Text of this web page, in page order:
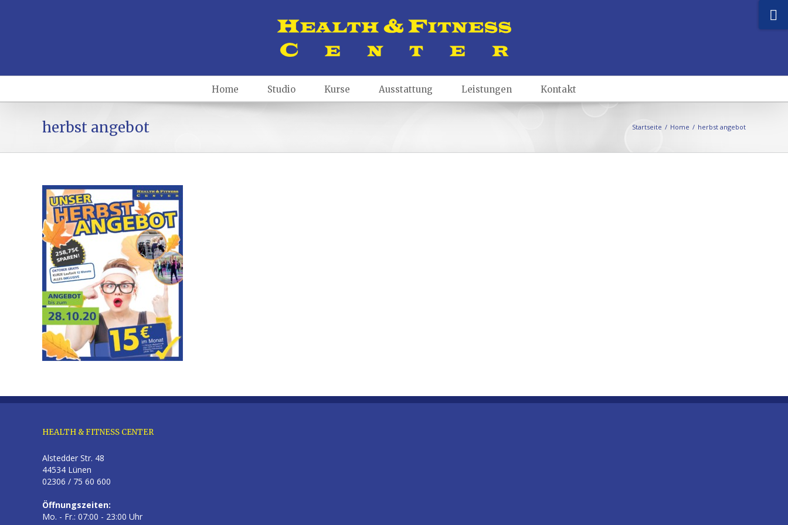
Home Studio Kurse Ausstattung Leistungen Kontakt
herbst angebot Startseite / Home / herbst angebot
HEALTH & FITNESS CENTER
Alstedder Str. 48
44534 Lünen
02306 / 75 60 600
Öffnungszeiten:
Mo. - Fr.: 07:00 - 23:00 Uhr